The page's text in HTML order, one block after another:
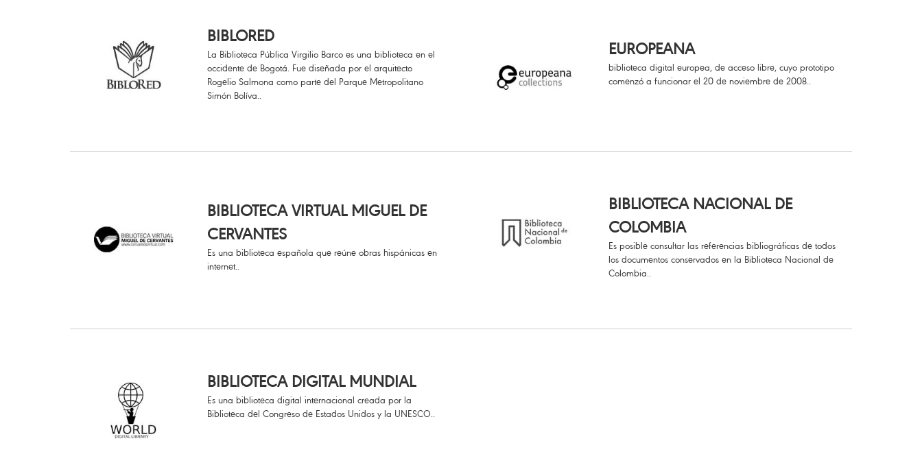
BIBLORED
La Biblioteca Pública Virgilio Barco es una biblioteca en el
occidente de Bogotá. Fue diseñada por el arquitecto
Rogelio Salmona como parte del Parque Metropolitano
Simón Bolíva..
EUROPEANA
biblioteca digital europea, de acceso libre, cuyo prototipo
comenzó a funcionar el 20 de noviembre de 2008..
BIBLIOTECA VIRTUAL MIGUEL DE
CERVANTES
Es una biblioteca española que reúne obras hispánicas en
internet..
BIBLIOTECA NACIONAL DE
COLOMBIA
Es posible consultar las referencias bibliográficas de todos
los documentos conservados en la Biblioteca Nacional de
Colombia..
BIBLIOTECA DIGITAL MUNDIAL
Es una biblioteca digital internacional creada por la
Biblioteca del Congreso de Estados Unidos y la UNESCO..